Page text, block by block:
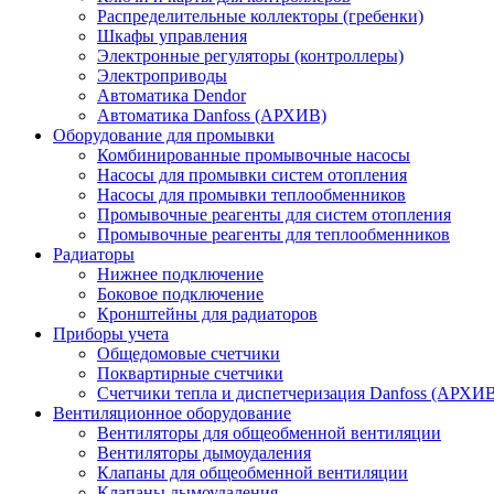
Распределительные коллекторы (гребенки)
Шкафы управления
Электронные регуляторы (контроллеры)
Электроприводы
Автоматика Dendor
Автоматика Danfoss (АРХИВ)
Оборудование для промывки
Комбинированные промывочные насосы
Насосы для промывки систем отопления
Насосы для промывки теплообменников
Промывочные реагенты для систем отопления
Промывочные реагенты для теплообменников
Радиаторы
Нижнее подключение
Боковое подключение
Кронштейны для радиаторов
Приборы учета
Общедомовые счетчики
Поквартирные счетчики
Счетчики тепла и диспетчеризация Danfoss
Вентиляционное оборудование
Вентиляторы для общеобменной вентиляции
Вентиляторы дымоудаления
Клапаны для общеобменной вентиляции